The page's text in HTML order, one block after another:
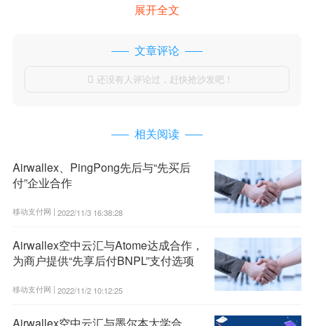
展开全文
文章评论
 还没有人评论过，赶快抢沙发吧！
相关阅读
Airwallex、PingPong先后与“先买后
付”企业合作
移动支付网 | 2022/11/3 16:38:28
Airwallex空中云汇与Atome达成合作，
为商户提供“先享后付BNPL”支付选项
移动支付网 | 2022/11/2 10:12:25
Airwallex空中云汇与墨尔本大学合